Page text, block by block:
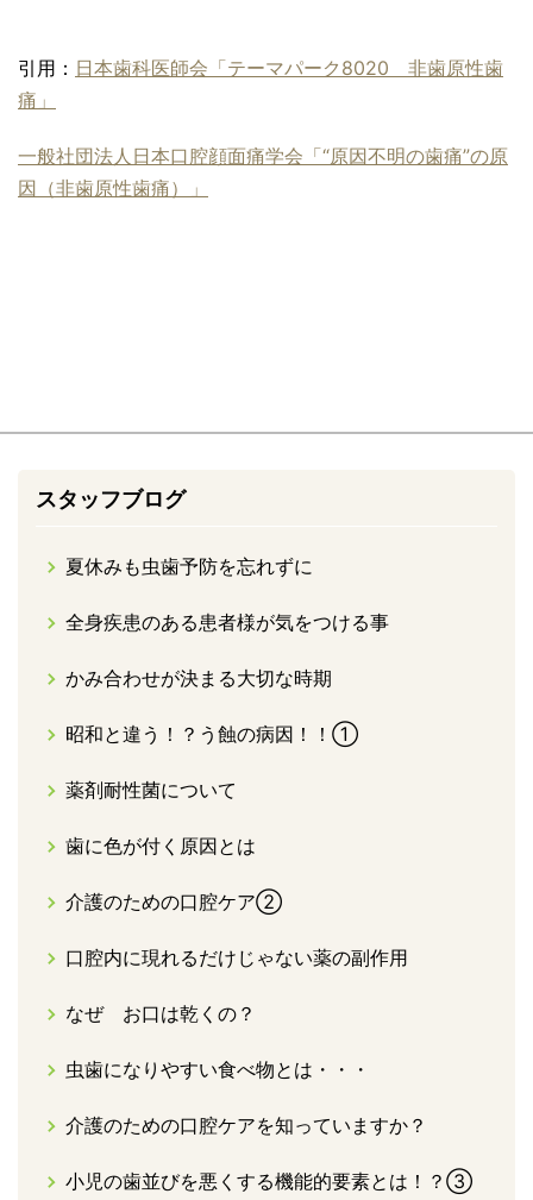
引用： 日本歯科医師会「テーマパーク8020 非歯原性歯
痛」
一般社団法人日本口腔顔面痛学会「“原因不明の歯痛”の原
因（非歯原性歯痛）」
スタッフブログ
夏休みも虫歯予防を忘れずに
全身疾患のある患者様が気をつける事
かみ合わせが決まる大切な時期
昭和と違う！？う蝕の病因！！①
薬剤耐性菌について
歯に色が付く原因とは
介護のための口腔ケア②
口腔内に現れるだけじゃない薬の副作用
なぜ お口は乾くの？
虫歯になりやすい食べ物とは・・・
介護のための口腔ケアを知っていますか？
小児の歯並びを悪くする機能的要素とは！？③